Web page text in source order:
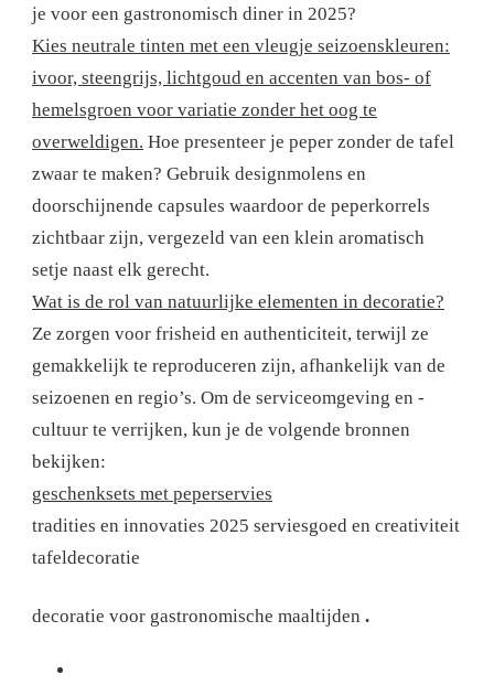
je voor een gastronomisch diner in 2025?
Kies neutrale tinten met een vleugje seizoenskleuren:
ivoor, steengrijs, lichtgoud en accenten van bos- of
hemelsgroen voor variatie zonder het oog te
overweldigen. Hoe presenteer je peper zonder de tafel
zwaar te maken? Gebruik designmolens en
doorschijnende capsules waardoor de peperkorrels
zichtbaar zijn, vergezeld van een klein aromatisch
setje naast elk gerecht.
Wat is de rol van natuurlijke elementen in decoratie?
Ze zorgen voor frisheid en authenticiteit, terwijl ze
gemakkelijk te reproduceren zijn, afhankelijk van de
seizoenen en regio’s. Om de serviceomgeving en -
cultuur te verrijken, kun je de volgende bronnen
bekijken:
geschenksets met peperservies
tradities en innovaties 2025 serviesgoed en creativiteit
tafeldecoratie
decoratie voor gastronomische maaltijden .